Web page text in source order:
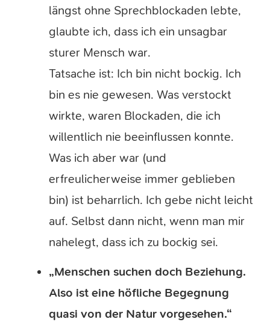
längst ohne Sprechblockaden lebte,
glaubte ich, dass ich ein unsagbar
sturer Mensch war.
Tatsache ist: Ich bin nicht bockig. Ich
bin es nie gewesen. Was verstockt
wirkte, waren Blockaden, die ich
willentlich nie beeinflussen konnte.
Was ich aber war (und
erfreulicherweise immer geblieben
bin) ist beharrlich. Ich gebe nicht leicht
auf. Selbst dann nicht, wenn man mir
nahelegt, dass ich zu bockig sei.
„Menschen suchen doch Beziehung.
Also ist eine höfliche Begegnung
quasi von der Natur vorgesehen.“